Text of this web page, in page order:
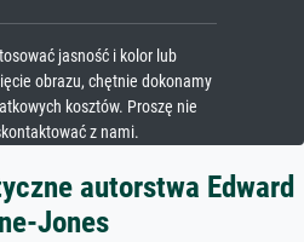
jasność i kolor lub
obrazu, chętnie dokonamy
kosztów. Proszę nie
z nami.
autorstwa Edward
Jones